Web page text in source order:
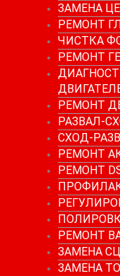
ЗАМЕНА
РЕМОНТ
ЧИСТКА
РЕМОНТ
РЕМОНТ
РАЗВАЛ-
СХОД-
РЕМОНТ
РЕМОНТ
РЕМОНТ
ЗАМЕНА
ЗАМЕНА